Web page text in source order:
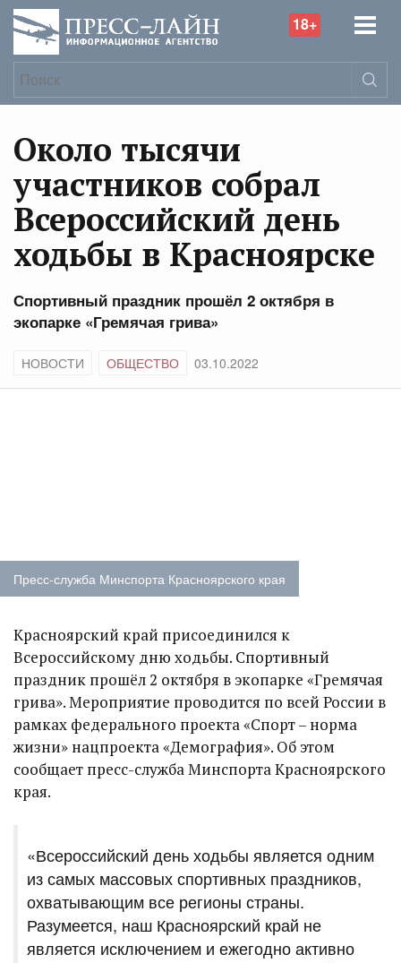
18+
Около тысячи
участников собрал
Всероссийский день
ходьбы в Красноярске
Спортивный праздник прошёл 2 октября в
экопарке «Гремячая грива»
НОВОСТИ ОБЩЕСТВО 03.10.2022
Пресс-служба Минспорта Красноярского края
Красноярский край присоединился к
Всероссийскому дню ходьбы. Спортивный
праздник прошёл 2 октября в экопарке «Гремячая
грива». Мероприятие проводится по всей России в
рамках федерального проекта «Спорт – норма
жизни» нацпроекта «Демография». Об этом
сообщает пресс-служба Минспорта Красноярского
края.
«Всероссийский день ходьбы является одним
из самых массовых спортивных праздников,
охватывающим все регионы страны.
Разумеется, наш Красноярский край не
является исключением и ежегодно активно